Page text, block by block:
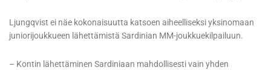
Ljungqvist ei näe kokonaisuutta katsoen aiheelliseksi yksinomaan
juniorijoukkueen lähettämistä Sardinian MM-joukkuekilpailuun.
– Kontin lähettäminen Sardiniaan mahdollisesti vain yhden